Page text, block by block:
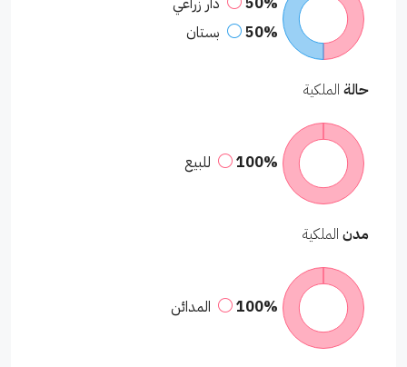
50%
بستان
حالة الملكية
100% للبيع
مدن الملكية
100% المدائن